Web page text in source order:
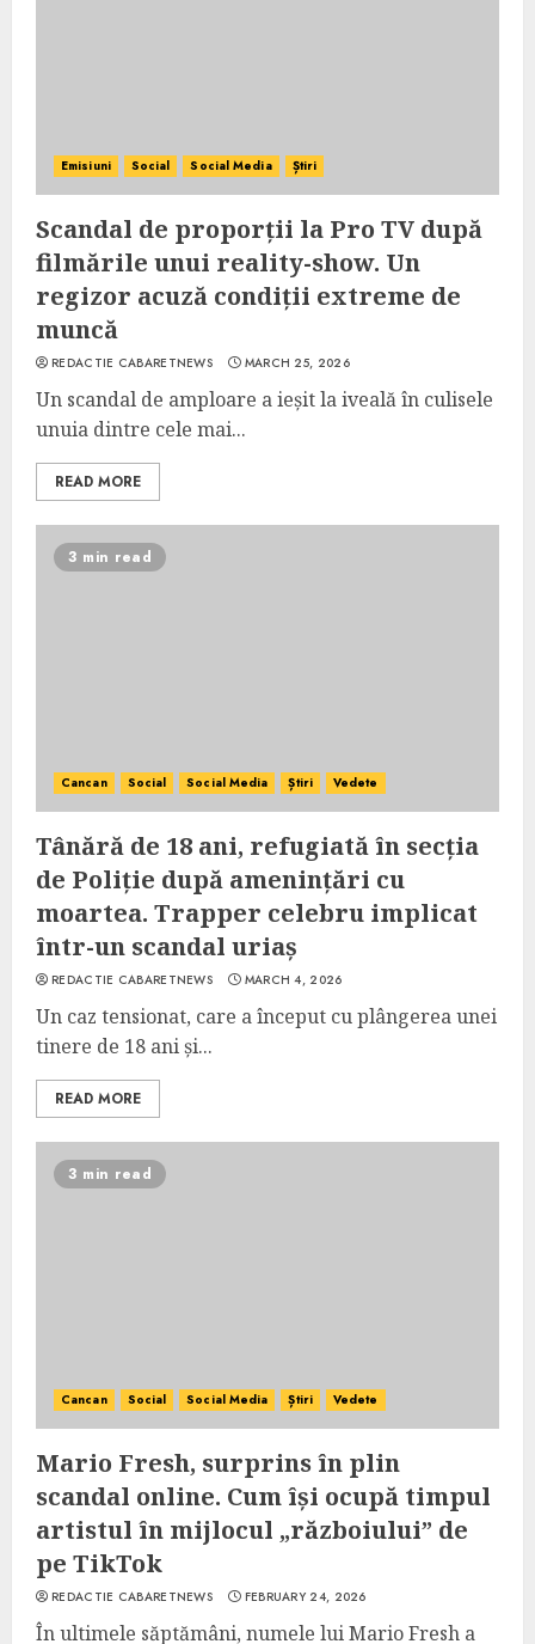
Emisiuni Social Social Media Știri
Scandal de proporții la Pro TV după
filmările unui reality-show. Un
regizor acuză condiții extreme de
muncă
REDACTIE CABARETNEWS MARCH 25, 2026
Un scandal de amploare a ieșit la iveală în culisele
unuia dintre cele mai...
READ MORE
3 min read
Cancan Social Social Media Știri Vedete
Tânără de 18 ani, refugiată în secția
de Poliție după amenințări cu
moartea. Trapper celebru implicat
într-un scandal uriaș
REDACTIE CABARETNEWS MARCH 4, 2026
Un caz tensionat, care a început cu plângerea unei
tinere de 18 ani și...
READ MORE
3 min read
Cancan Social Social Media Știri Vedete
Mario Fresh, surprins în plin
scandal online. Cum își ocupă timpul
artistul în mijlocul „războiului” de
pe TikTok
REDACTIE CABARETNEWS FEBRUARY 24, 2026
În ultimele săptămâni, numele lui Mario Fresh a